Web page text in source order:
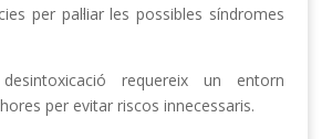
per pal·liar les possibles síndromes
requereix un entorn
per evitar riscos innecessaris.